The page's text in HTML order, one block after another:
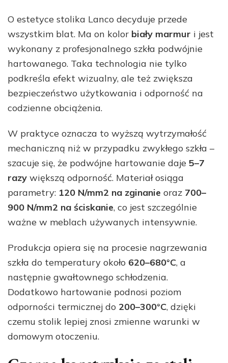
O estetyce stolika Lanco decyduje przede
wszystkim blat. Ma on kolor biały marmur i jest
wykonany z profesjonalnego szkła podwójnie
hartowanego. Taka technologia nie tylko
podkreśla efekt wizualny, ale też zwiększa
bezpieczeństwo użytkowania i odporność na
codzienne obciążenia.
W praktyce oznacza to wyższą wytrzymałość
mechaniczną niż w przypadku zwykłego szkła –
szacuje się, że podwójne hartowanie daje 5–7
razy większą odporność. Materiał osiąga
parametry: 120 N/mm2 na zginanie oraz 700–
900 N/mm2 na ściskanie, co jest szczególnie
ważne w meblach używanych intensywnie.
Produkcja opiera się na procesie nagrzewania
szkła do temperatury około 620–680°C, a
następnie gwałtownego schłodzenia.
Dodatkowo hartowanie podnosi poziom
odporności termicznej do 200–300°C, dzięki
czemu stolik lepiej znosi zmienne warunki w
domowym otoczeniu.